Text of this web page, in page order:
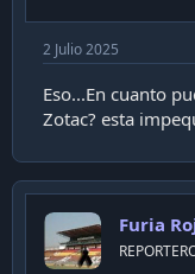
l
t
e
m
p
b
l
c
i
n
2 Julio 2025
Eso...En cuanto
Zotac? esta
Furia